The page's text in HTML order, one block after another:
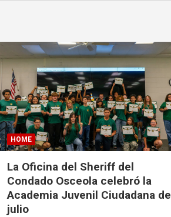
HOME
La Oficina del Sheriff del
Condado Osceola celebró la
Academia Juvenil Ciudadana de
julio